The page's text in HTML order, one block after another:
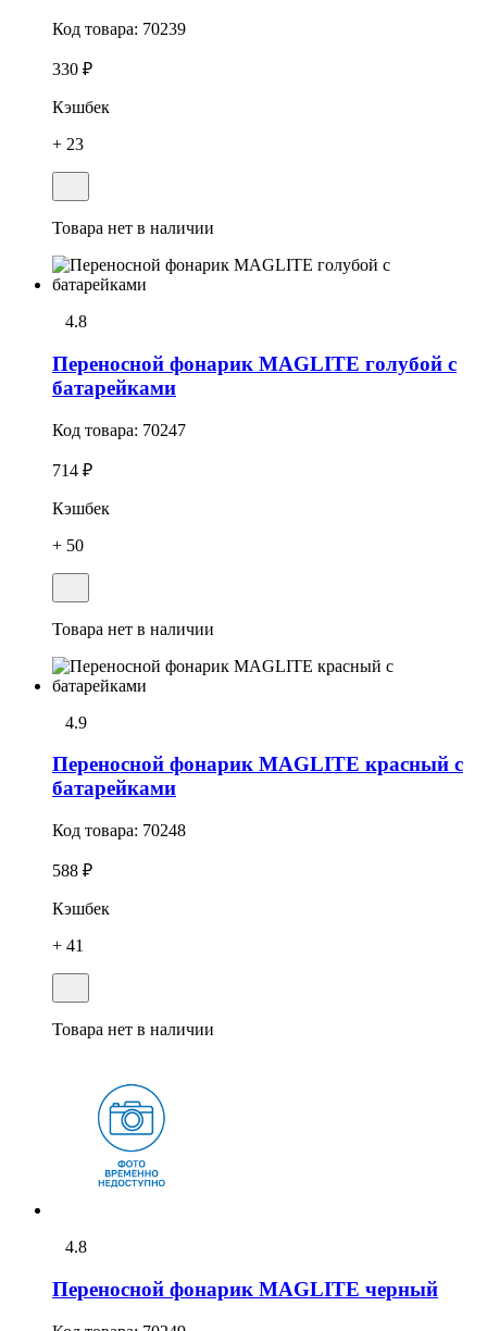
Код товара: 70239
330 ₽
Кэшбек
+ 23
Товара нет в наличии
4.8
Переносной фонарик MAGLITE голубой c
батарейками
Код товара: 70247
714 ₽
Кэшбек
+ 50
Товара нет в наличии
4.9
Переносной фонарик MAGLITE красный с
батарейками
Код товара: 70248
588 ₽
Кэшбек
+ 41
Товара нет в наличии
4.8
Переносной фонарик MAGLITE черный